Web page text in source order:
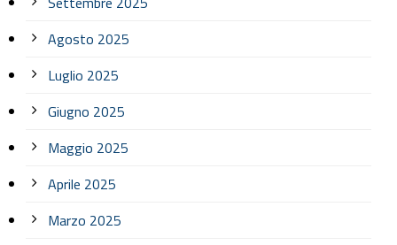
Agosto 2025
Luglio 2025
Giugno 2025
Maggio 2025
Aprile 2025
Marzo 2025